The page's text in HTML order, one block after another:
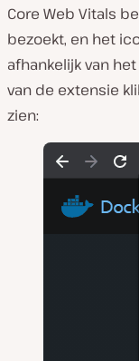
Core Web Vitals
bezoekt, en het
afhankelijk van
van de extensie
zien: